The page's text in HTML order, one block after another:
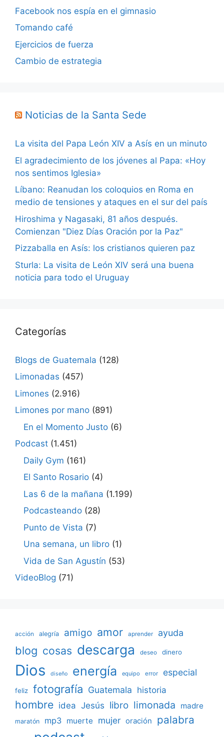
Facebook nos espía en el gimnasio
Tomando café
Ejercicios de fuerza
Cambio de estrategia
Noticias de la Santa Sede
La visita del Papa León XIV a Asís en un minuto
El agradecimiento de los jóvenes al Papa: «Hoy
nos sentimos Iglesia»
Líbano: Reanudan los coloquios en Roma en
medio de tensiones y ataques en el sur del país
Hiroshima y Nagasaki, 81 años después.
Comienzan "Diez Días Oración por la Paz"
Pizzaballa en Asís: los cristianos quieren paz
Sturla: La visita de León XIV será una buena
noticia para todo el Uruguay
Categorías
Blogs de Guatemala (128)
Limonadas (457)
Limones (2.916)
Limones por mano (891)
En el Momento Justo (6)
Podcast (1.451)
Daily Gym (161)
El Santo Rosario (4)
Las 6 de la mañana (1.199)
Podcasteando (28)
Punto de Vista (7)
Una semana, un libro (1)
Vida de San Agustín (53)
VideoBlog (71)
acción alegría amigo amor aprender ayuda
blog cosas descarga deseo dinero
Dios diseño energía equipo error especial
feliz fotografía Guatemala historia
hombre idea Jesús libro limonada madre
maratón mp3 muerte mujer oración palabra